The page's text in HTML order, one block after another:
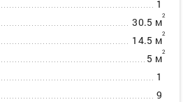
1
30.5 м2
14.5 м2
5 м2
1
9